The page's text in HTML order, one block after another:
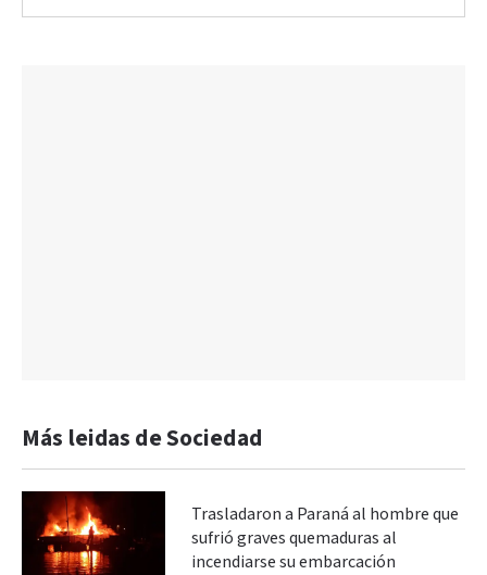
Más leidas de Sociedad
Trasladaron a Paraná al hombre que
sufrió graves quemaduras al
incendiarse su embarcación